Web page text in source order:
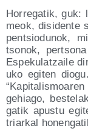
Horre­ga­tik, guk:
meok, disi­den­te
pen­tsio­du­nok,
tso­nok,
Espe­ku­latzai­le
uko egi­ten
gehia­go,
ga­tik apus­tu
triar­kal